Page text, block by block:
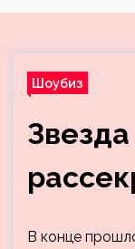
Шоубиз
В конце